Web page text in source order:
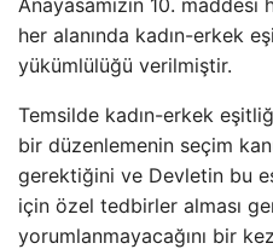
Anayasamızın 10.
her alanında kadın-erkek
yükümlülüğü verilmiştir.
Temsilde kadın-erkek
bir düzenlemenin seçim
gerektiğini ve Devletin bu
için özel tedbirler alması
yorumlanmayacağını bir